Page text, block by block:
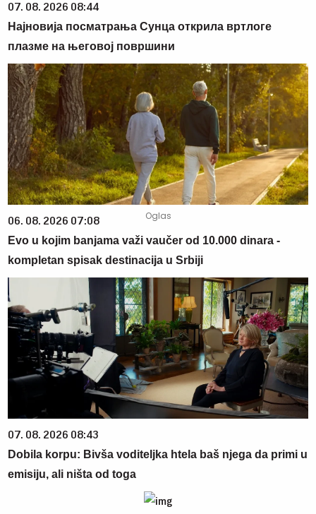
07. 08. 2026 08:44
Најновија посматрања Сунца открила вртлоге
плазме на његовој површини
06. 08. 2026 07:08
Evo u kojim banjama važi vaučer od 10.000 dinara -
kompletan spisak destinacija u Srbiji
07. 08. 2026 08:43
Dobila korpu: Bivša voditeljka htela baš njega da primi u
emisiju, ali ništa od toga